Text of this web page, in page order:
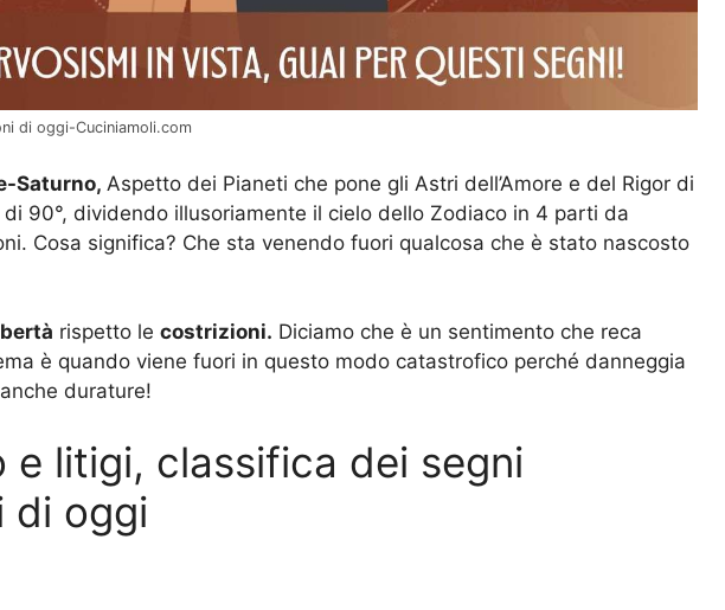
di oggi-Cuciniamoli.com
Saturno, Aspetto dei Pianeti che pone gli Astri dell’Amore e del Rigor di
90°, dividendo illusoriamente il cielo dello Zodiaco in 4 parti da
Cosa significa? Che sta venendo fuori qualcosa che è stato nascosto
rispetto le costrizioni. Diciamo che è un sentimento che reca
è quando viene fuori in questo modo catastrofico perché danneggia
durature!
e litigi, classifica dei segni
di oggi